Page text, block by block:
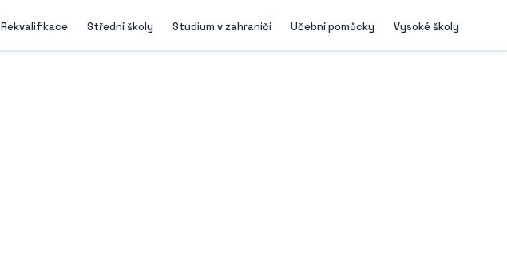
Rekvalifikace Střední školy Studium v zahraničí Učební pomůcky Vysoké školy